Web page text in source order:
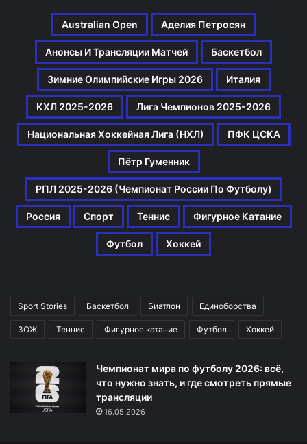
Australian Open Аделия Петросян
Анонсы И Трансляции Матчей Баскетбол
Зимние Олимпийские Игры 2026 Италия
КХЛ 2025-2026 Лига Чемпионов 2025-2026
Национальная Хоккейная Лига (НХЛ) ПФК ЦСКА
Пётр Гуменник
РПЛ 2025-2026 (Чемпионат России По Футболу)
Россия Спорт Теннис Фигурное Катание
Футбол Хоккей
Sport Stories Баскетбол Биатлон Единоборства
ЗОЖ Теннис Фигурное катание Футбол Хоккей
Чемпионат мира по футболу 2026: всё,
что нужно знать, и где смотреть прямые
трансляции
16.05.2026